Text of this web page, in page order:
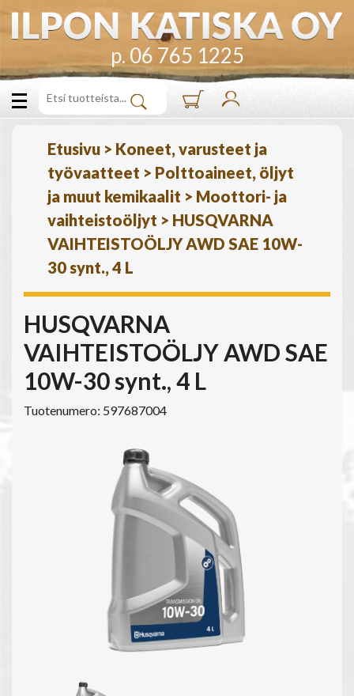
p. 06 765 1225
Etusivu > Koneet, varusteet ja
työvaatteet > Polttoaineet, öljyt
ja muut kemikaalit > Moottori- ja
vaihteistoöljyt > HUSQVARNA
VAIHTEISTOÖLJY AWD SAE 10W-
30 synt., 4 L
HUSQVARNA
VAIHTEISTOÖLJY AWD SAE
10W-30 synt., 4 L
Tuotenumero: 597687004